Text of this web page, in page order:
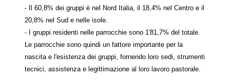
- Il 60,8% dei gruppi è nel Nord Italia, il 18,4% nel Centro e il
20,8% nel Sud e nelle isole.
- I gruppi residenti nelle parrocchie sono 1'81,7% del totale.
Le parrocchie sono quindi un fattore importante per la
nascita e l'esistenza dei gruppi, fornendo loro sedi, strumenti
tecnici, assistenza e legittimazione al loro lavoro pastorale.